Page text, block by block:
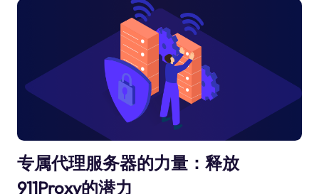
专属代理服务器的力量：释放
911Proxy的潜力